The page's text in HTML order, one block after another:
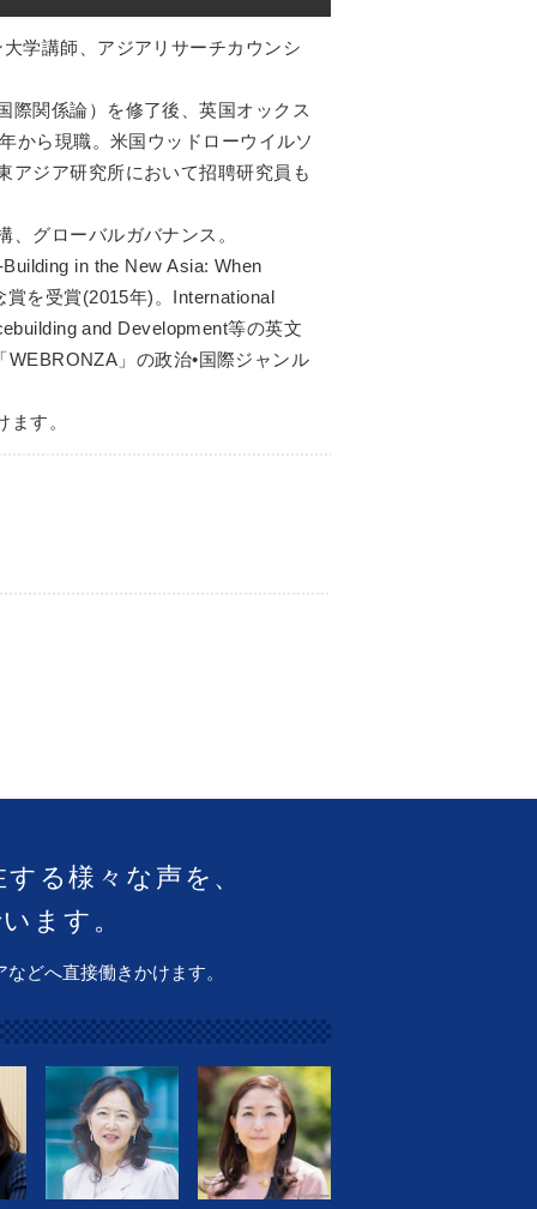
学講師、アジアリサーチカウンシ
際関係論）を修了後、英国オックス
から現職。米国ウッドローウイルソ
アジア研究所において招聘研究員も
グローバルガバナンス。
in the New Asia: When
を受賞(2015年)。International
and Development等の英文
」の政治•国際ジャンル
ます。
る様々な声を、
ます。
どへ直接働きかけます。